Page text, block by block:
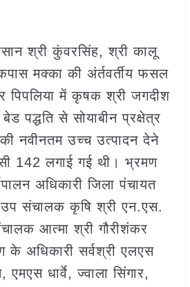
श्री कुंवरसिंह, श्री कालू
मक्का की अंर्तवर्तीय फसल
पिपलिया में कृषक श्री जगदीश
पद्धति से सोयाबीन प्रक्षेत्र
की नवीनतम उच्च उत्पादन देने
142 लगाई गई थी। भ्रमण
अधिकारी जिला पंचायत
उप संचालक कृषि श्री एन.एस.
आत्मा श्री गौरीशंकर
के अधिकारी सर्वश्री एलएस
धार्वे, ज्वाला सिंगार,